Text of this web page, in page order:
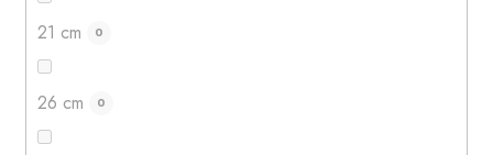
21 cm 0
26 cm 0